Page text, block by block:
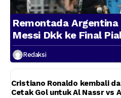
Remontada Argentina
Messi Dkk ke Final
Redaksi
Cristiano Ronaldo kembali
Cetak Gol untuk Al Nassr vs